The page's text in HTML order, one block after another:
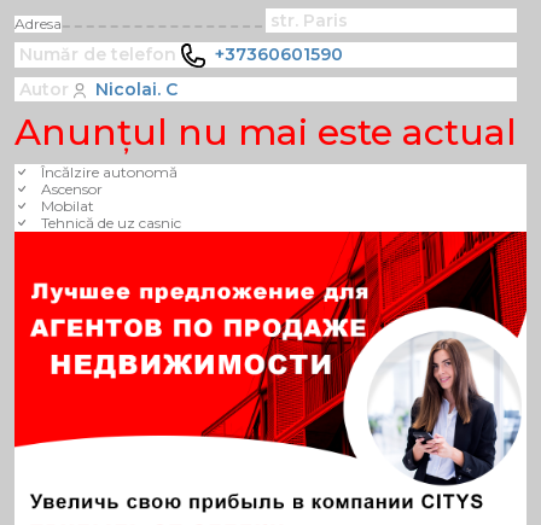
Adresa
str. Paris
Număr de telefon
+37360601590
Autor
Nicolai. C
Anunţul nu mai este actual
Încălzire autonomă
Ascensor
Mobilat
Tehnică de uz casnic